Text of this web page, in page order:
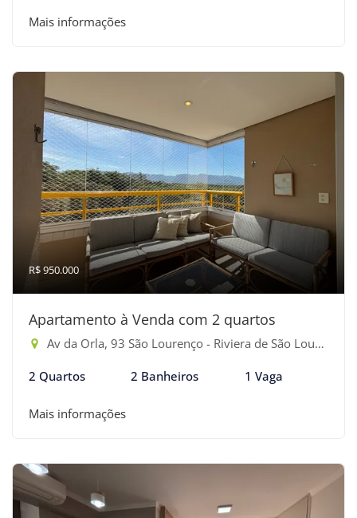
Mais informações
R$ 950.000
Apartamento à Venda com 2 quartos
Av da Orla, 93 São Lourenço - Riviera de São Lourenço, Bertioga-SP
2 Quartos 2 Banheiros 1 Vaga
Mais informações